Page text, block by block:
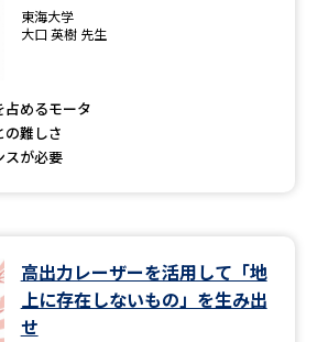
東海大学
大口 英樹 先生
めるモータ
難しさ
スが必要
高出力レーザーを活用して「地
上に存在しないもの」を生み出
せ